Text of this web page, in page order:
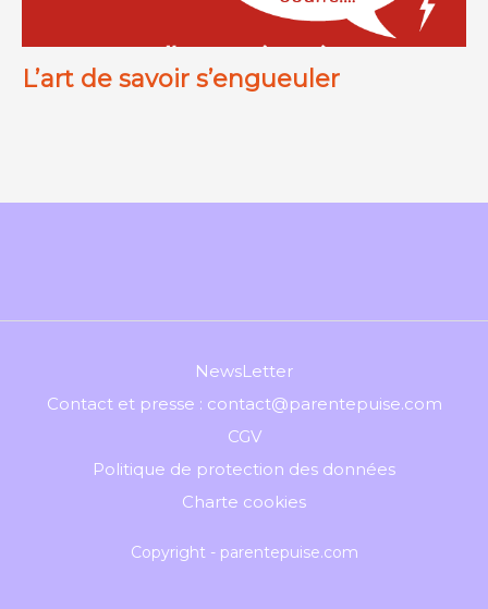
L’art de savoir s’engueuler
NewsLetter
Contact et presse : contact@parentepuise.com
CGV
Politique de protection des données
Charte cookies
Copyright - parentepuise.com